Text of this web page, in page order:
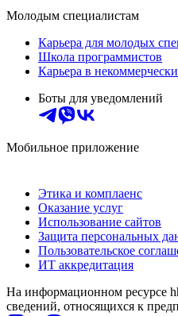
Молодым специалистам
Карьера для молодых
Школа программистов
Карьера в
Боты для уведомлений
Мобильное приложение
Этика и комплаенс
Оказание услуг
Использование сайтов
Защита персональных
Пользовательское
ИТ аккредитация
На информационном ресурсе
сведений, относящихся к